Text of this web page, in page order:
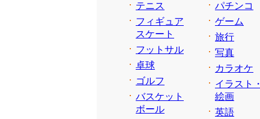
テニス
フィギュア
スケート
フットサル
卓球
ゴルフ
バスケット
ボール
パチンコ
ゲーム
旅行
写真
カラオケ
イラスト・
絵画
英語